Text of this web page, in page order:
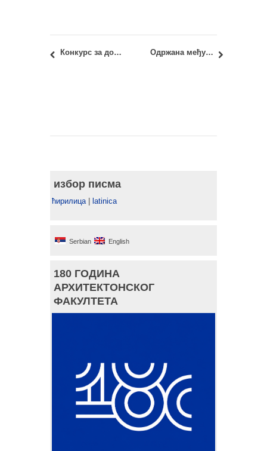
Конкурс за доделу 1 (једне) стипендије Фондације Милана Стефaновића-Смедеревца и супруге Даринке Одржана међународна студентска радионица ”Одрживи и интегрални урбани развој новобеоградских блокова – на примеру БЛОKа 45”/ ”Unblocking a sustainable future for new Belgrade blocks”
избор писма
ћирилица| latinica
Serbian English
180 ГОДИНА
АРХИТЕКТОНСКОГ
ФАКУЛТЕТА